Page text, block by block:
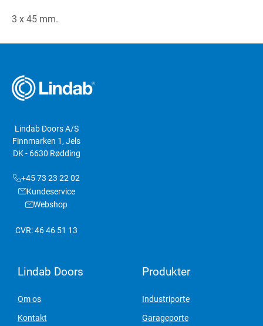
3 x 45 mm.
Lindab Doors A/S
Finnmarken 1, Jels
DK - 6630 Rødding
+45 73 23 22 02
Kundeservice
Webshop
CVR: 46 46 51 13
Lindab Doors
Om os
Kontakt
Produkter
Industriporte
Garageporte